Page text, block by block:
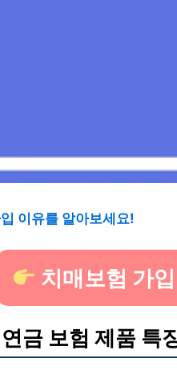
이유를 알아보세요!
치매보험 가
금 보험 제품 특